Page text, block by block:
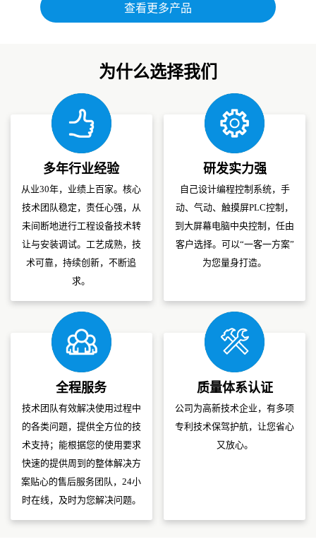
查看更多产品
为什么选择我们
多年行业经验
从业30年，业绩上百家。核心
技术团队稳定，责任心强，从
未间断地进行工程设备技术转
让与安装调试。工艺成熟，技
术可靠，持续创新，不断追
求。
研发实力强
自己设计编程控制系统，手
动、气动、触摸屏PLC控制，
到大屏幕电脑中央控制，任由
客户选择。可以“一客一方案”
为您量身打造。
全程服务
技术团队有效解决使用过程中
的各类问题，提供全方位的技
术支持；能根据您的使用要求
快速的提供周到的整体解决方
案贴心的售后服务团队，24小
时在线，及时为您解决问题。
质量体系认证
公司为高新技术企业，有多项
专利技术保驾护航，让您省心
又放心。